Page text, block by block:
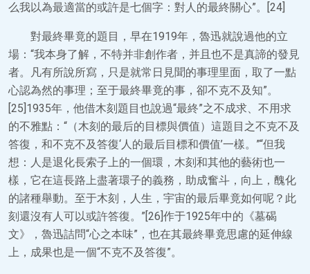
么我以為最適當的或許是七個字：對人的最終關心”。[24]
對最終畢竟的題目，早在1919年，魯迅就說過他的立
場：“我本身了解，不特并非創作者，并且也不是真諦的發見
者。凡有所說所寫，只是就常日見聞的事理里面，取了一點
心認為然的事理；至于最終畢竟的事，卻不克不及知”。
[25]1935年，他借木刻題目也說過“最終”之不成求、不用求
的不雅點：“（木刻的最后的目標與價值）這題目之不克不及
答復，和不克不及答復‘人的最后目標和價值’一樣。”“但我
想：人是退化長索子上的一個環，木刻和其他的藝術也一
樣，它在這長路上盡著環子的義務，助成奮斗，向上，醜化
的諸種舉動。至于木刻，人生，宇宙的最后畢竟如何呢？此
刻還沒有人可以或許答復。”[26]作于1925年中的《墓碣
文》，魯迅詰問“心之本味”，也在其最終畢竟思慮的延伸線
上，成果也是一個“不克不及答復”。